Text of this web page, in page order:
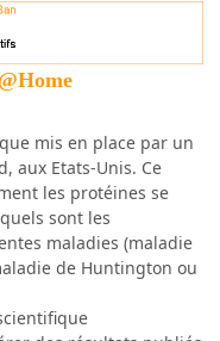
mis en place par un
aux Etats-Unis. Ce
les protéines se
sont les
maladies (maladie
de Huntington ou